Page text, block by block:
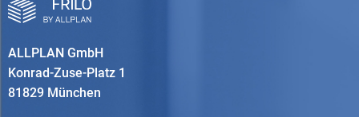
ALLPLAN GmbH
Konrad-Zuse-Platz 1
81829 München